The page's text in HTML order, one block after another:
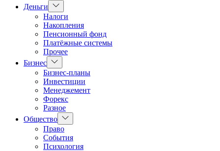
Деньги
Показать
подменю
Налоги
Накопления
Пенсионный фонд
Платёжные системы
Прочее
Бизнес Показать
подменю
Бизнес-планы
Инвестиции
Менеджемент
Форекс
Разное
Общество Показать
подменю
Право
События
Психология